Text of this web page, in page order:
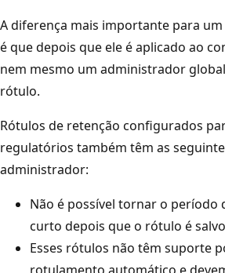
A diferença mais importante para
é que depois que ele é aplicado ao
nem mesmo um administrador
rótulo.
Rótulos de retenção configurados
regulatórios também têm as
administrador:
Não é possível tornar o período
curto depois que o rótulo é
Esses rótulos não têm suporte
rotulamento automático e